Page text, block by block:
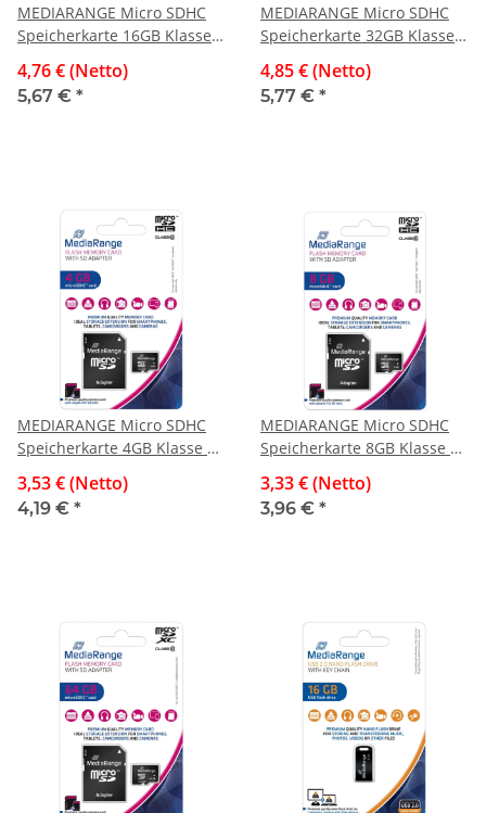
MEDIARANGE Micro SDHC
Speicherkarte 16GB Klasse
4,76 € (Netto)
5,67 € *
MEDIARANGE Micro SDHC
Speicherkarte 32GB Klasse
4,85 € (Netto)
5,77 € *
MEDIARANGE Micro SDHC
Speicherkarte 4GB Klasse 10
3,53 € (Netto)
4,19 € *
MEDIARANGE Micro SDHC
Speicherkarte 8GB Klasse 10
3,33 € (Netto)
3,96 € *